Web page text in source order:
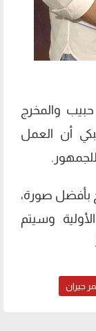
والمخرج
أن العمل
بأفضل صورة،
وسيتم
جيران